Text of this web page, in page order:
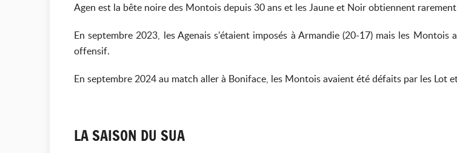
Agen est la bête noire des Montois depuis 30 ans et les Jaune et Noir obtiennent
En septembre 2023, les Agenais s'étaient imposés à Armandie (20-17) mais les
offensif.
En septembre 2024 au match aller à Boniface, les Montois avaient été défaits par les Lot
LA SAISON DU SUA